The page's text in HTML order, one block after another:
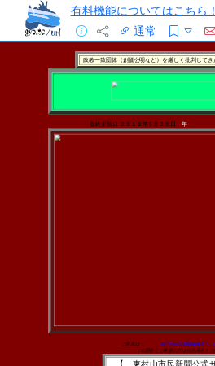
有料機能についてはこちら！
通常